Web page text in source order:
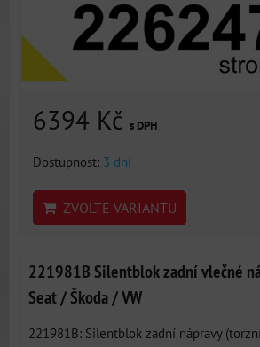
6394 Kč s DPH
Dostupnost: 3 dni
ZVOLTE VARIANTU
221981B Silentblok zadní vlečné
Seat / Škoda / VW
221981B: Silentblok zadní nápravy